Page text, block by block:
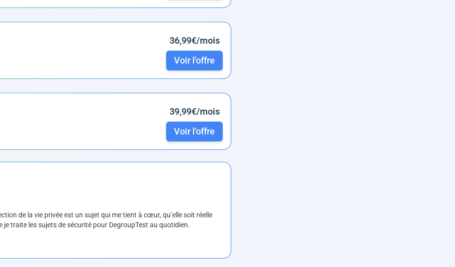
36,99€/mois
Voir l'offre
39,99€/mois
Voir l'offre
de la vie privée est un sujet qui me tient à cœur, qu’elle soit réelle
traite les sujets de sécurité pour DegroupTest au quotidien.